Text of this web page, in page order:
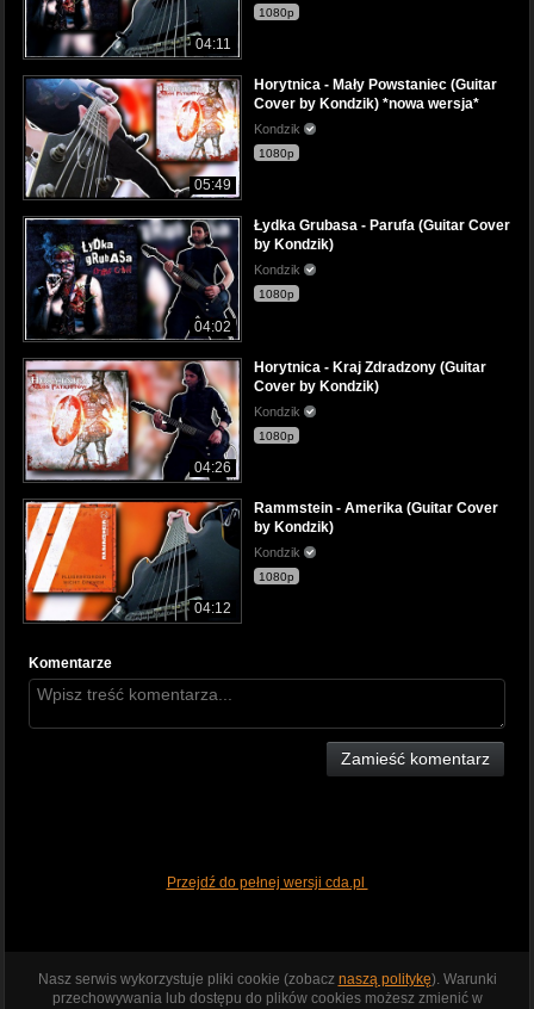
04:11
1080p
05:49
Horytnica - Mały Powstaniec (Guitar
Cover by Kondzik) *nowa wersja*
Kondzik
1080p
04:02
Łydka Grubasa - Parufa (Guitar Cover
by Kondzik)
Kondzik
1080p
04:26
Horytnica - Kraj Zdradzony (Guitar
Cover by Kondzik)
Kondzik
1080p
04:12
Rammstein - Amerika (Guitar Cover
by Kondzik)
Kondzik
1080p
Komentarze
Zamieść komentarz
Przejdź do pełnej wersji cda.pl
Nasz serwis wykorzystuje pliki cookie (zobacz naszą politykę). Warunki
przechowywania lub dostępu do plików cookies możesz zmienić w